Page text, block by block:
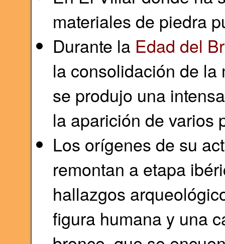
materiales de piedra
Durante la Edad del
la consolidación de la
se produjo una
la aparición de varios
Los orígenes de su
remontan a etapa
hallazgos
figura humana y una